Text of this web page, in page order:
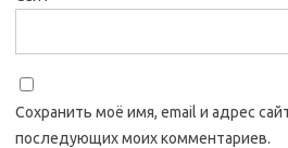
Сохранить моё имя, email и адрес
последующих моих комментариев.